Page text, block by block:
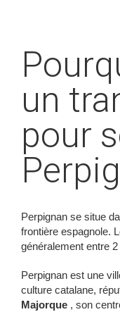
un
pour
Perpignan se situe
frontière espagnole.
généralement entre
Perpignan est une
culture catalane,
Majorque , son